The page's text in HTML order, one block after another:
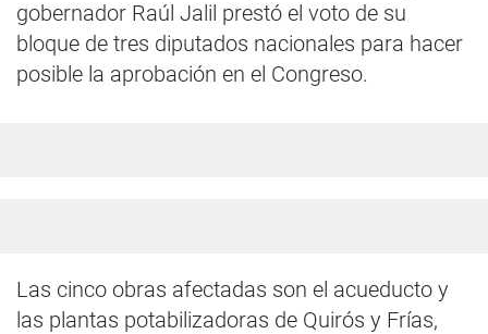
gobernador Raúl Jalil prestó el voto de su
bloque de tres diputados nacionales para hacer
posible la aprobación en el Congreso.
Las cinco obras afectadas son el acueducto y
las plantas potabilizadoras de Quirós y Frías,